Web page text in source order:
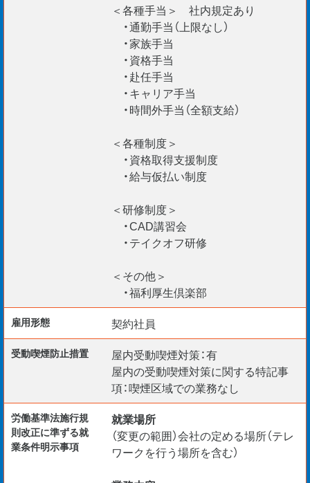
＜各種手当＞ 社内規定あり
・通勤手当（上限なし）
・家族手当
・資格手当
・赴任手当
・キャリア手当
・時間外手当（全額支給）
＜各種制度＞
・資格取得支援制度
・給与仮払い制度
＜研修制度＞
・CAD講習会
・テイクオフ研修
＜その他＞
・福利厚生倶楽部
雇用形態 契約社員
受動喫煙防⽌措置
屋内受動喫煙対策：有
屋内の受動喫煙対策に関する特記事
項：喫煙区域での業務なし
労働基準法施行規
則改正に準ずる就
業条件明示事項
就業場所
（変更の範囲）会社の定める場所（テレ
ワークを行う場所を含む）